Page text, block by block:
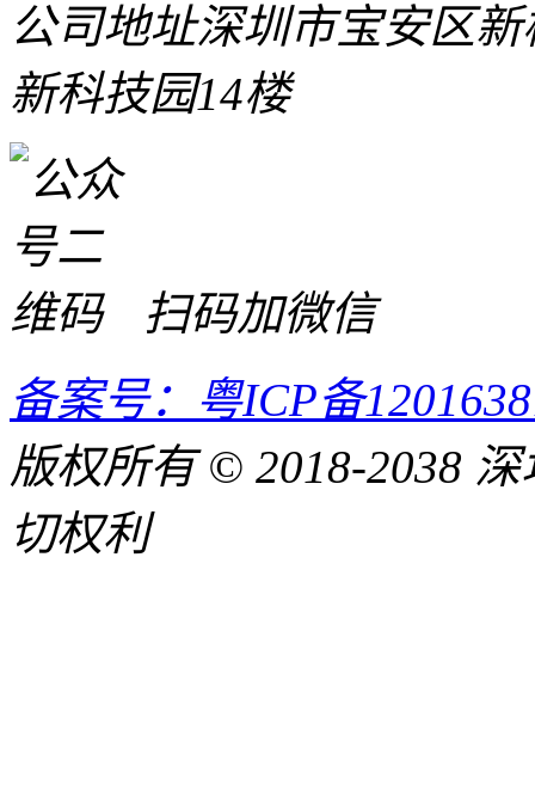
公司地址深圳市宝安区
新科技园14楼
扫码加微信
备案号：粤ICP备
版权所有 © 2018-2038
切权利